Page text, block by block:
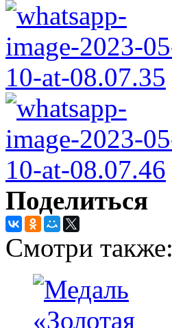
Поделиться
Смотри также: